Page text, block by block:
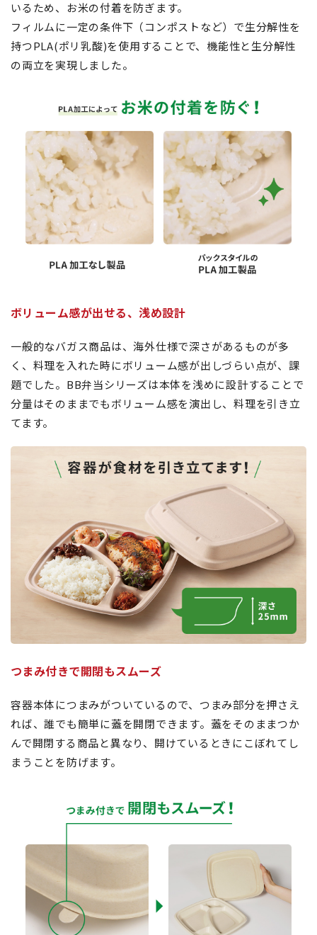
いるため、お米の付着を防ぎます。
フィルムに一定の条件下（コンポストなど）で生分解性を
持つPLA(ポリ乳酸)を使用することで、機能性と生分解性
の両立を実現しました。
ボリューム感が出せる、浅め設計
一般的なバガス商品は、海外仕様で深さがあるものが多
く、料理を入れた時にボリューム感が出しづらい点が、課
題でした。BB弁当シリーズは本体を浅めに設計することで
分量はそのままでもボリューム感を演出し、料理を引き立
てます。
つまみ付きで開閉もスムーズ
容器本体につまみがついているので、つまみ部分を押さえ
れば、誰でも簡単に蓋を開閉できます。蓋をそのままつか
んで開閉する商品と異なり、開けているときにこぼれてし
まうことを防げます。